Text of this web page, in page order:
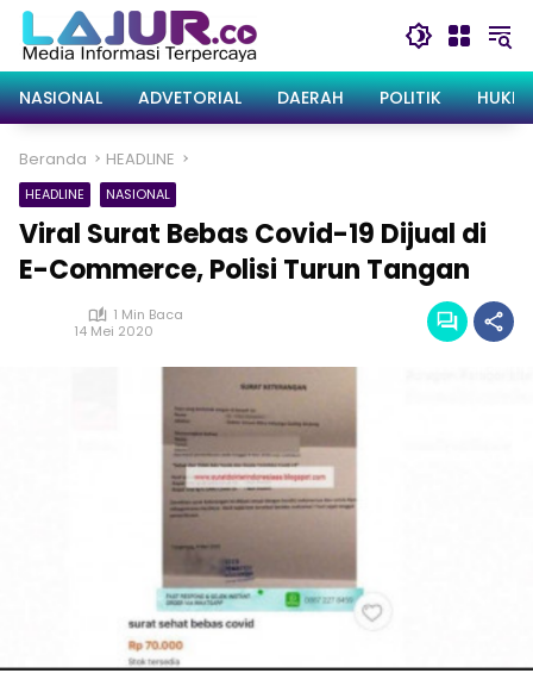
Langsung
konten
NASIONAL
ADVETORIAL DAERAH POLITIK
Beranda HEADLINE
HEADLINE NASIONAL
Viral Surat Bebas Covid-19 Dijual di
E-Commerce, Polisi Turun Tangan
1 Min Baca
14 Mei 2020